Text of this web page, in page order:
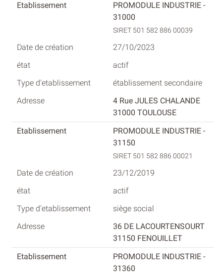
PROMODULE INDUSTRIE -
31000
SIRET 501 582 886 00039
27/10/2023
actif
établissement secondaire
4 Rue JULES CHALANDE
31000 TOULOUSE
PROMODULE INDUSTRIE -
31150
SIRET 501 582 886 00021
23/12/2019
actif
siège social
36 DE LACOURTENSOURT
31150 FENOUILLET
PROMODULE INDUSTRIE -
31360